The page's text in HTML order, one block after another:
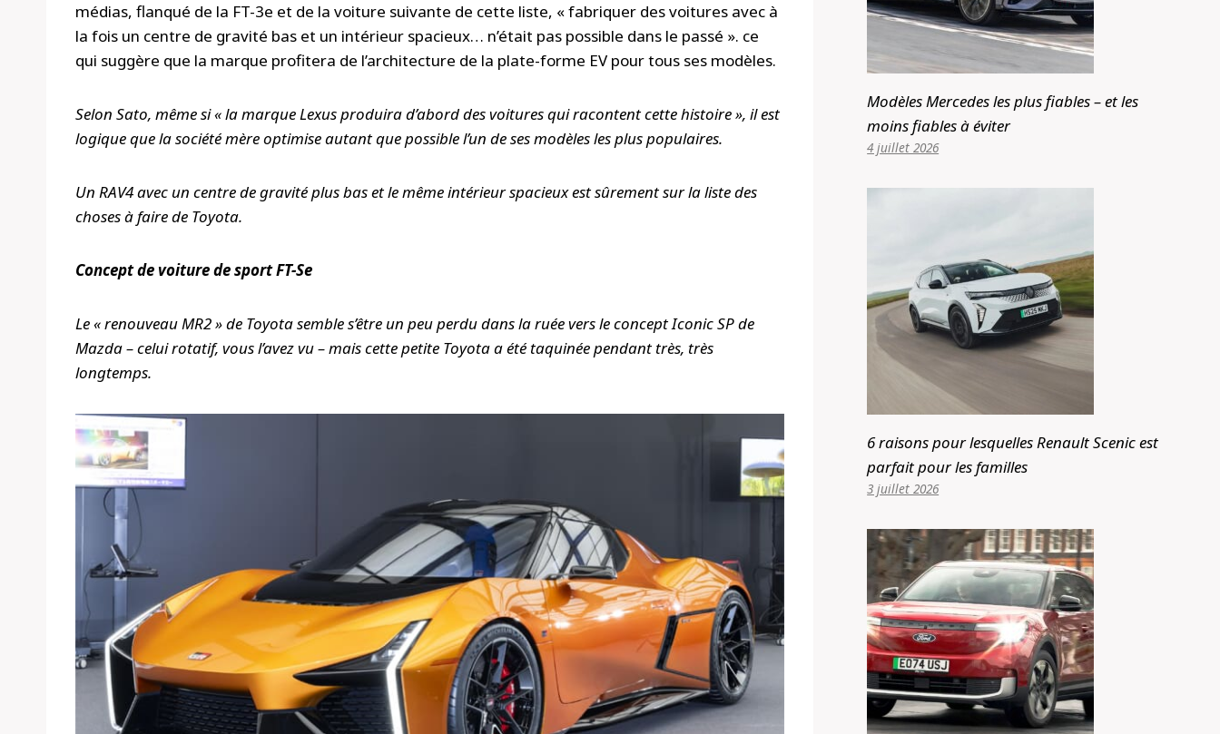
médias, flanqué de la FT-3e et de la voiture suivante de cette liste, « fabriquer des voitures avec à
la fois un centre de gravité bas et un intérieur spacieux… n’était pas possible dans le passé ». ce
qui suggère que la marque profitera de l’architecture de la plate-forme EV pour tous ses modèles.
Selon Sato, même si « la marque Lexus produira d’abord des voitures qui racontent cette histoire », il est
logique que la société mère optimise autant que possible l’un de ses modèles les plus populaires.
Un RAV4 avec un centre de gravité plus bas et le même intérieur spacieux est sûrement sur la liste des
choses à faire de Toyota.
Concept de voiture de sport FT-Se
Le « renouveau MR2 » de Toyota semble s’être un peu perdu dans la ruée vers le concept Iconic SP de
Mazda – celui rotatif, vous l’avez vu – mais cette petite Toyota a été taquinée pendant très, très
longtemps.
Modèles Mercedes les plus fiables – et les
moins fiables à éviter
4 juillet 2026
6 raisons pour lesquelles Renault Scenic est
parfait pour les familles
3 juillet 2026